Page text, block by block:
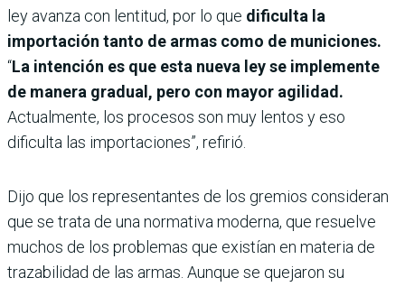
ley avanza con lentitud, por lo que dificulta la
importación tanto de armas como de municiones.
“La intención es que esta nueva ley se implemente
de manera gradual, pero con mayor agilidad.
Actualmente, los procesos son muy lentos y eso
dificulta las importaciones”, refirió.
Dijo que los representantes de los gremios consideran
que se trata de una normativa moderna, que resuelve
muchos de los problemas que existían en materia de
trazabilidad de las armas. Aunque se quejaron su